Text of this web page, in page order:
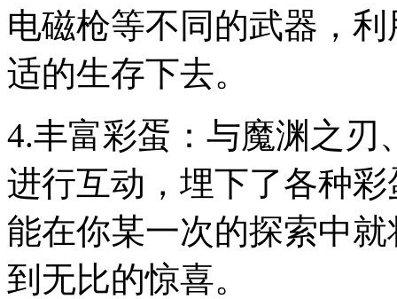
电磁枪等不同的武器，
适的生存下去。
4.丰富彩蛋：与魔渊之刃
进行互动，埋下了各种
能在你某一次的探索中
到无比的惊喜。